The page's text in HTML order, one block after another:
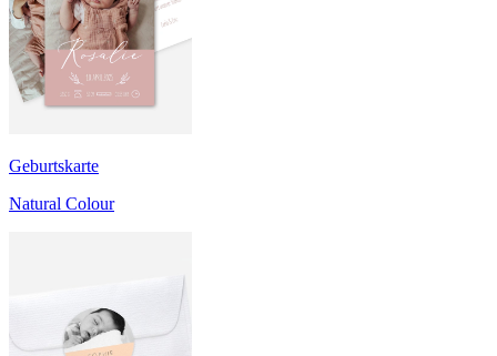
Geburtskarte
Natural Colour